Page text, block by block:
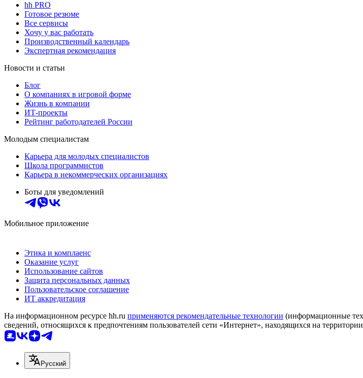
hh PRO
Готовое резюме
Все сервисы
Хочу у вас работать
Производственный календарь
Экспертная рекомендация
Новости и статьи
Блог
О компаниях в игровой форме
Жизнь в компании
ИТ-проекты
Рейтинг работодателей России
Молодым специалистам
Карьера для молодых специалистов
Школа программистов
Карьера в некоммерческих организациях
Боты для уведомлений
Мобильное приложение
Этика и комплаенс
Оказание услуг
Использование сайтов
Защита персональных данных
Пользовательское соглашение
ИТ аккредитация
На информационном ресурсе hh.ru применяются рекомендательные технологии (информационные
сведений, относящихся к предпочтениям пользователей сети «Интернет», находящихся на
Русский